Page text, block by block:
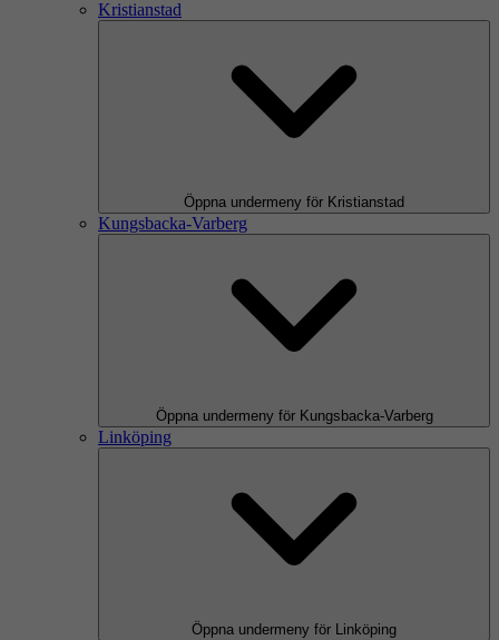
Kristianstad
Öppna undermeny för Kristianstad
Kungsbacka-Varberg
Öppna undermeny för Kungsbacka-Varberg
Linköping
Öppna undermeny för Linköping